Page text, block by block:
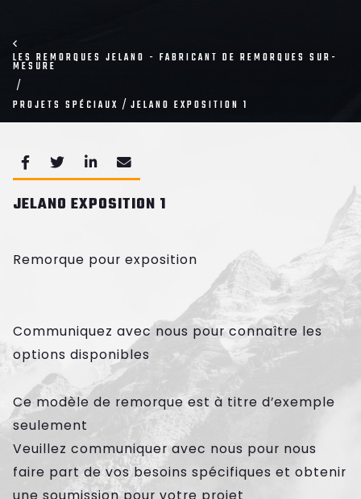
LES REMORQUES JELANO - FABRICANT DE REMORQUES SUR-
MESURE
PROJETS SPÉCIAUX JELANO EXPOSITION 1
JELANO EXPOSITION 1
Remorque pour exposition
Communiquez avec nous pour connaître les
options disponibles
Ce modèle de remorque est à titre d’exemple
seulement
Veuillez communiquer avec nous pour nous
faire part de vos besoins spécifiques et obtenir